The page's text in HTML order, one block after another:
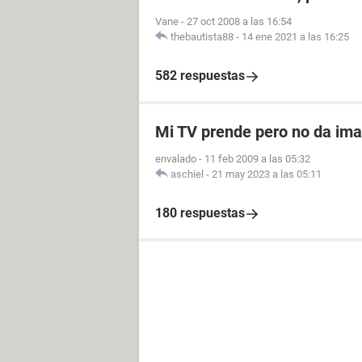
Vane - 27 oct 2008 a las 16:54
thebautista88 - 14 ene 2021 a las 16:25
582 respuestas
Mi TV prende pero no da
envalado - 11 feb 2009 a las 05:32
aschiel - 21 may 2023 a las 05:11
180 respuestas